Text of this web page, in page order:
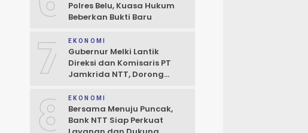
Polres Belu, Kuasa Hukum
Beberkan Bukti Baru
7 EKONOMI
Gubernur Melki Lantik
Direksi dan Komisaris PT
Jamkrida NTT, Dorong
Kredit UMKM
8 EKONOMI
Bersama Menuju Puncak,
Bank NTT Siap Perkuat